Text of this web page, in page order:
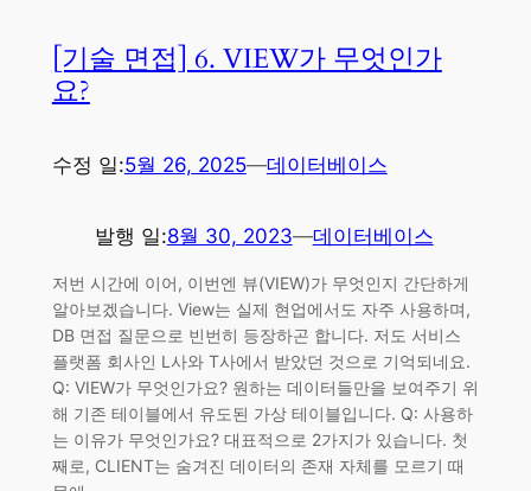
[기술 면접] 6. VIEW가 무엇인가
요?
수정 일:5월 26, 2025—데이터베이스
발행 일:8월 30, 2023—데이터베이스
저번 시간에 이어, 이번엔 뷰(VIEW)가 무엇인지 간단하게
알아보겠습니다. View는 실제 현업에서도 자주 사용하며,
DB 면접 질문으로 빈번히 등장하곤 합니다. 저도 서비스
플랫폼 회사인 L사와 T사에서 받았던 것으로 기억되네요.
Q: VIEW가 무엇인가요? 원하는 데이터들만을 보여주기 위
해 기존 테이블에서 유도된 가상 테이블입니다. Q: 사용하
는 이유가 무엇인가요? 대표적으로 2가지가 있습니다. 첫
째로, CLIENT는 숨겨진 데이터의 존재 자체를 모르기 때